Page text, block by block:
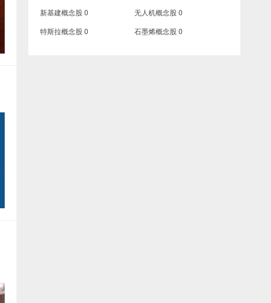
新基建概念股0 无人机概念股0
特斯拉概念股0 石墨烯概念股0